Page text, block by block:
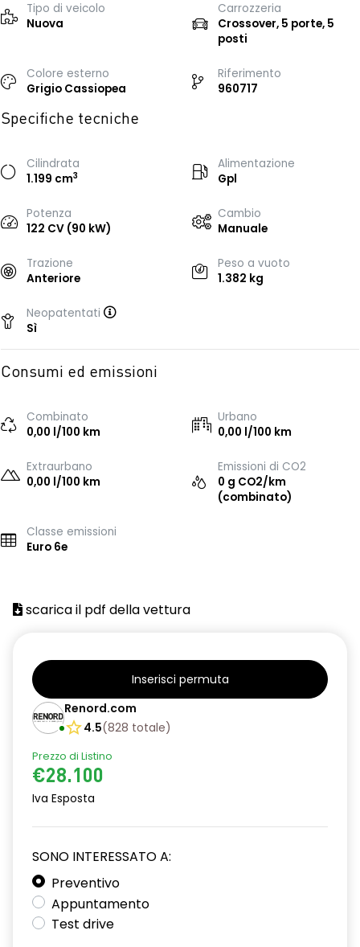
Tipo di veicolo
Nuova
Carrozzeria
Crossover, 5 porte, 5
posti
Colore esterno
Grigio Cassiopea
Riferimento
960717
Specifiche tecniche
Cilindrata
1.199 cm3
Alimentazione
Gpl
Potenza
122 CV (90 kW)
Cambio
Manuale
Trazione
Anteriore
Peso a vuoto
1.382 kg
Neopatentati
Sì
Consumi ed emissioni
Combinato
0,00 l/100 km
Urbano
0,00 l/100 km
Extraurbano
0,00 l/100 km
Emissioni di CO2
0 g CO2/km
(combinato)
Classe emissioni
Euro 6e
scarica il pdf della vettura
Inserisci permuta
Renord.com
4.5(828 totale)
Prezzo di Listino
€28.100
Iva Esposta
SONO INTERESSATO A:
Preventivo
Appuntamento
Test drive